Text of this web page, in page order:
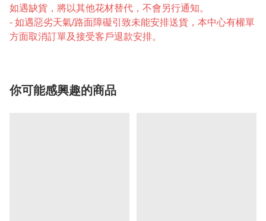
如遇缺貨，將以其他花材替代，不會另行通知。
- 如遇惡劣天氣/路面障礙引致未能安排送貨，本中心有權單
方面取消訂單及接受客戶退款安排。
你可能感興趣的商品